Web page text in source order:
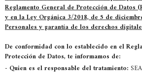
Reglamento General de Protección de Datos
y en la Ley Orgánica 3/2018, de 5 de
Personales y garantía de los derechos
De conformidad con lo establecido en el
Protección de Datos, te informamos de:
- Quien es el responsable del tratamiento: